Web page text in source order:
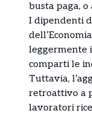
busta paga,
I dipendenti
leggermente
comparti le
Tuttavia,
retroattivo a
lavoratori